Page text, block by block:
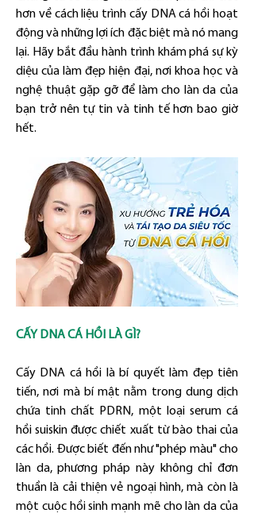
hơn về cách liệu trình cấy DNA cá hồi hoạt
động và những lợi ích đặc biệt mà nó mang
lại. Hãy bắt đầu hành trình khám phá sự kỳ
diệu của làm đẹp hiện đại, nơi khoa học và
nghệ thuật gặp gỡ để làm cho làn da của
bạn trở nên tự tin và tinh tế hơn bao giờ
hết.
CẤY DNA CÁ HỒI LÀ GÌ?
Cấy DNA cá hồi là bí quyết làm đẹp tiên
tiến, nơi mà bí mật nằm trong dung dịch
chứa tinh chất PDRN, một loại serum cá
hồi suiskin được chiết xuất từ bào thai của
các hồi. Được biết đến như "phép màu" cho
làn da, phương pháp này không chỉ đơn
thuần là cải thiện vẻ ngoại hình, mà còn là
một cuộc hồi sinh mạnh mẽ cho làn da của